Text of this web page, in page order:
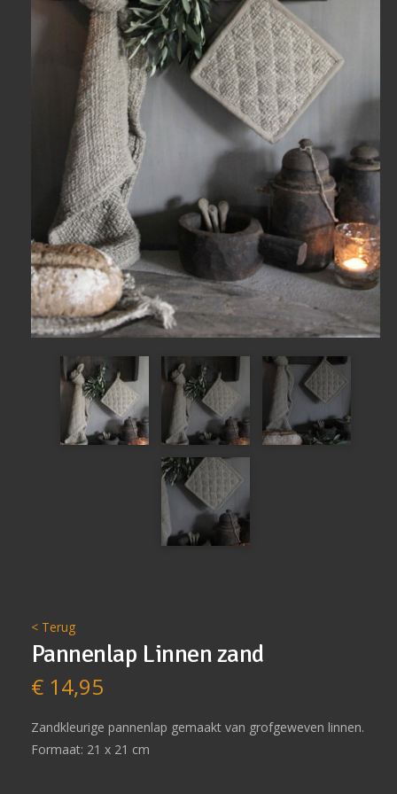
< Terug
Pannenlap Linnen zand
€14,95
Zandkleurige pannenlap gemaakt van grofgeweven linnen.
Formaat: 21 x 21 cm